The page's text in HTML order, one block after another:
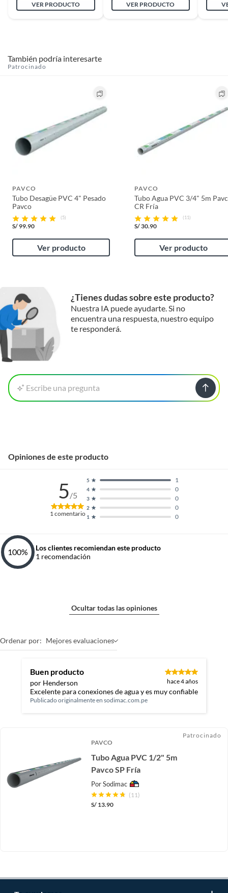
VER PRODUCTO VER PRODUCTO
También podría interesarte
Patrocinado
PAVCO
Tubo Desagüe PVC 4" Pesado
Pavco
(5)
S/99.90
Ver producto
PAVCO
Tubo Agua PVC 3/4" 5m
CR Fría
(11)
S/30.90
Ver producto
¿Tienes dudas sobre este producto?
Nuestra IA puede ayudarte. Si no
encuentra una respuesta, nuestro equipo
te responderá.
Escribe una pregunta
Opiniones de este producto
5/5
1comentario 1 0
2 0
3 0
4 0
5 1
100%
Los clientes recomiendan este producto
1 recomendación
Ocultar todas las opiniones
Ordenar por: Mejores evaluaciones
Buen producto
por Henderson hace 4 años
Excelente para conexiones de agua y es muy confiable
Publicado originalmente en sodimac.com.pe
PAVCO
Tubo Agua PVC 1/2" 5m
Pavco SP Fría
PorSodimac
(11)
S/ 13.90
Patrocinado